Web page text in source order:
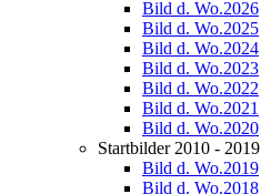
Bild d. Wo.2026
Bild d. Wo.2025
Bild d. Wo.2024
Bild d. Wo.2023
Bild d. Wo.2022
Bild d. Wo.2021
Bild d. Wo.2020
Startbilder 2010 - 2019
Bild d. Wo.2019
Bild d. Wo.2018